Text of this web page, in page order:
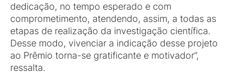
dedicação, no tempo esperado e com
comprometimento, atendendo, assim, a todas as
etapas de realização da investigação científica.
Desse modo, vivenciar a indicação desse projeto
ao Prêmio torna-se gratificante e motivador”,
ressalta.